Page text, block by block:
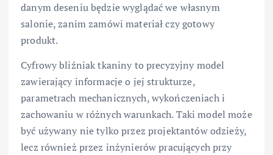
danym deseniu będzie wyglądać we własnym
salonie, zanim zamówi materiał czy gotowy
produkt.
Cyfrowy bliźniak tkaniny to precyzyjny model
zawierający informacje o jej strukturze,
parametrach mechanicznych, wykończeniach i
zachowaniu w różnych warunkach. Taki model może
być używany nie tylko przez projektantów odzieży,
lecz również przez inżynierów pracujących przy